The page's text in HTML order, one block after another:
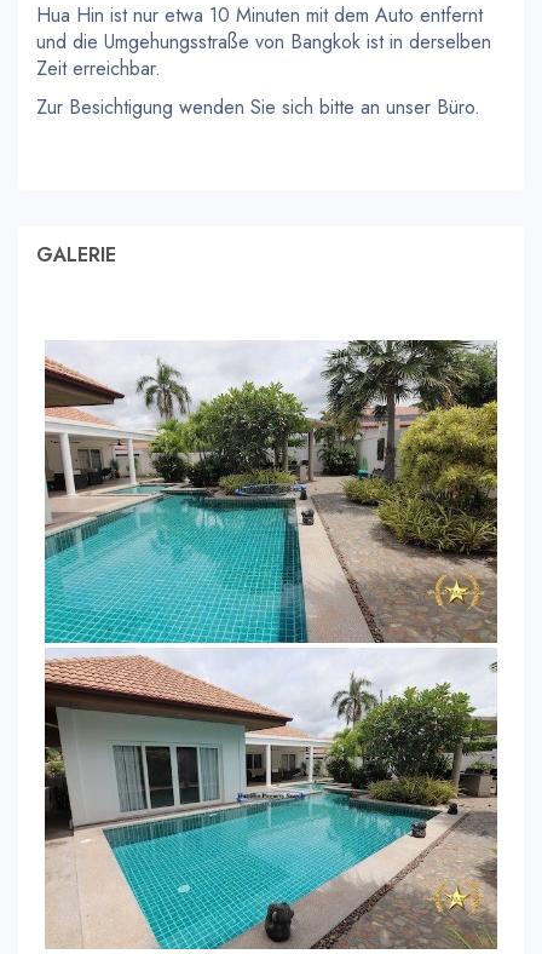
Hua Hin ist nur etwa 10 Minuten mit dem Auto entfernt
und die Umgehungsstraße von Bangkok ist in derselben
Zeit erreichbar.
Zur Besichtigung wenden Sie sich bitte an unser Büro.
GALERIE